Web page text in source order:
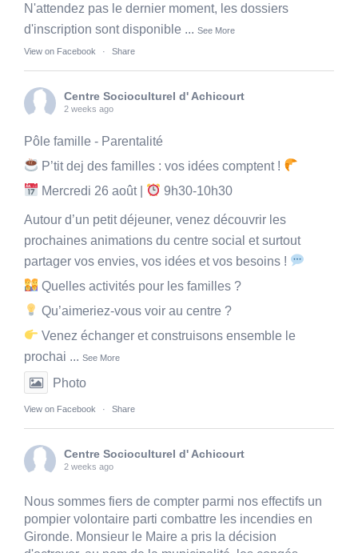
N'attendez pas le dernier moment, les dossiers
d'inscription sont disponible ... See More
View on Facebook · Share
Centre Socioculturel d' Achicourt
2 weeks ago
Pôle famille - Parentalité
P’tit dej des familles : vos idées comptent !
Mercredi 26 août |
9h30-10h30
Autour d’un petit déjeuner, venez découvrir les
prochaines animations du centre social et surtout
partager vos envies, vos idées et vos besoins !
Quelles activités pour les familles ?
Qu’aimeriez-vous voir au centre ?
Venez échanger et construisons ensemble le
prochai ... See More
Photo
View on Facebook · Share
Centre Socioculturel d' Achicourt
2 weeks ago
Nous sommes fiers de compter parmi nos effectifs un
pompier volontaire parti combattre les incendies en
Gironde. Monsieur le Maire a pris la décision